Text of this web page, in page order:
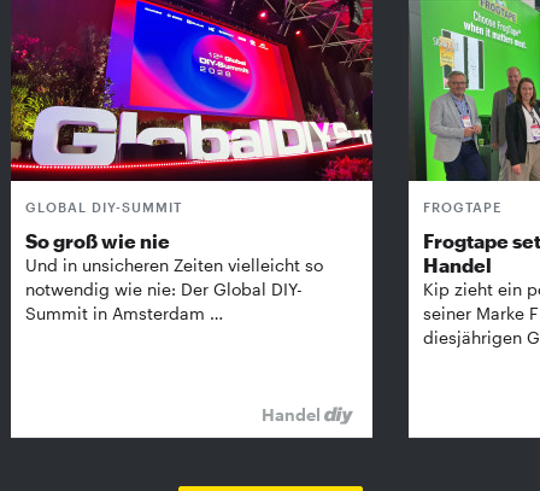
GLOBAL DIY-SUMMIT
So groß wie nie
Und in unsicheren Zeiten vielleicht so
notwendig wie nie: Der Global DIY-
Summit in Amsterdam …
Handel
FROGTAPE
Frogtape
Handel
Kip zieht ein
seiner Marke
diesjährigen